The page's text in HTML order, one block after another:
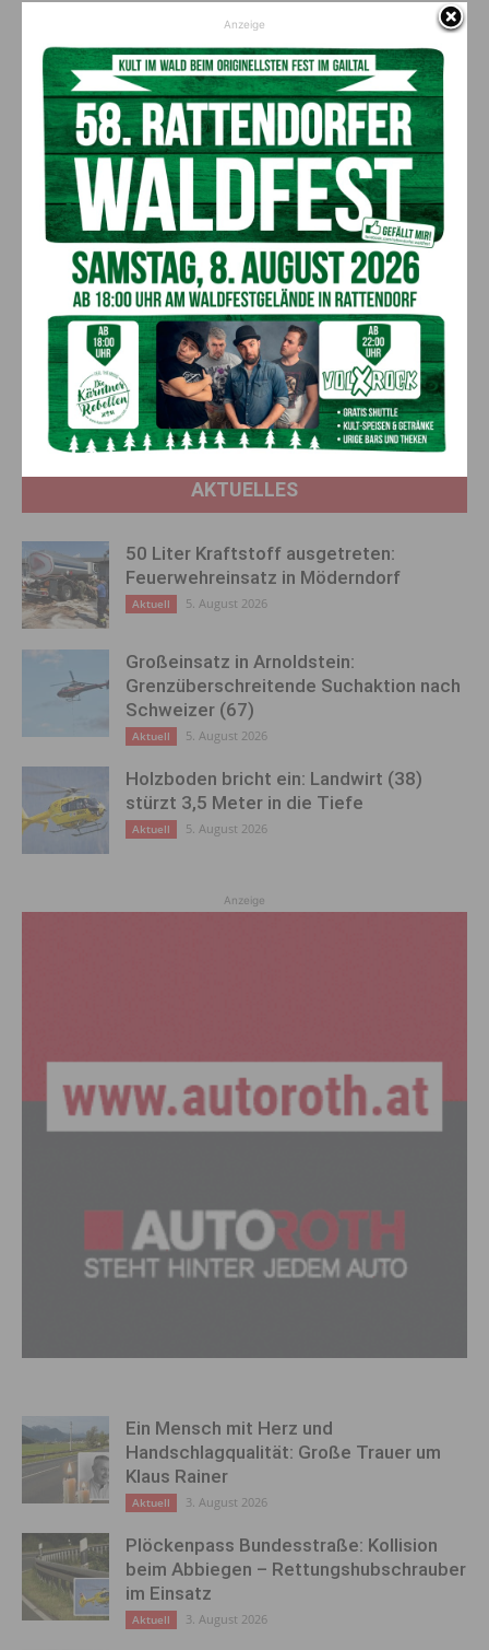
Verteilung der Defibrillatoren
Die Landespolizeidirektion Kärnten verfügt nun über
insgesamt 128 Defibrillatoren. Davon sind 110 Geräte in den
Streifenwagen des exekutiven Außendienstes installiert. Zwei
Geräte wurden dem Polizeikommissariat Villach und der
Landespolizeidirektion Kärnten in Klagenfurt zugewiesen.
Weitere 16 Defibrillatoren stehen als Reserve oder für
besondere Einsätze in der Logistikabteilung bereit.
Vorheriger Artikel
Das GailtalMuseum – Schloss
Möderndorf feiert 40 Jahre
Förderungsverein & 100 Jahre
Sammlung Georg Essl
Nächster Artikel
AK-Goach zu Wohnbeihilfe
Neu ab 2025: „Valorisierung
muss sichergestellt werden!“
AKTUELLES
50 Liter Kraftstoff ausgetreten:
Feuerwehreinsatz in Möderndorf
Aktuell 5. August 2026
Großeinsatz in Arnoldstein:
Grenzüberschreitende Suchaktion nach
Schweizer (67)
Aktuell 5. August 2026
Holzboden bricht ein: Landwirt (38)
stürzt 3,5 Meter in die Tiefe
Aktuell 5. August 2026
Anzeige
Ein Mensch mit Herz und
Handschlagqualität: Große Trauer um
Klaus Rainer
Aktuell 3. August 2026
Plöckenpass Bundesstraße: Kollision
beim Abbiegen – Rettungshubschrauber
im Einsatz
Aktuell 3. August 2026
Anzeige